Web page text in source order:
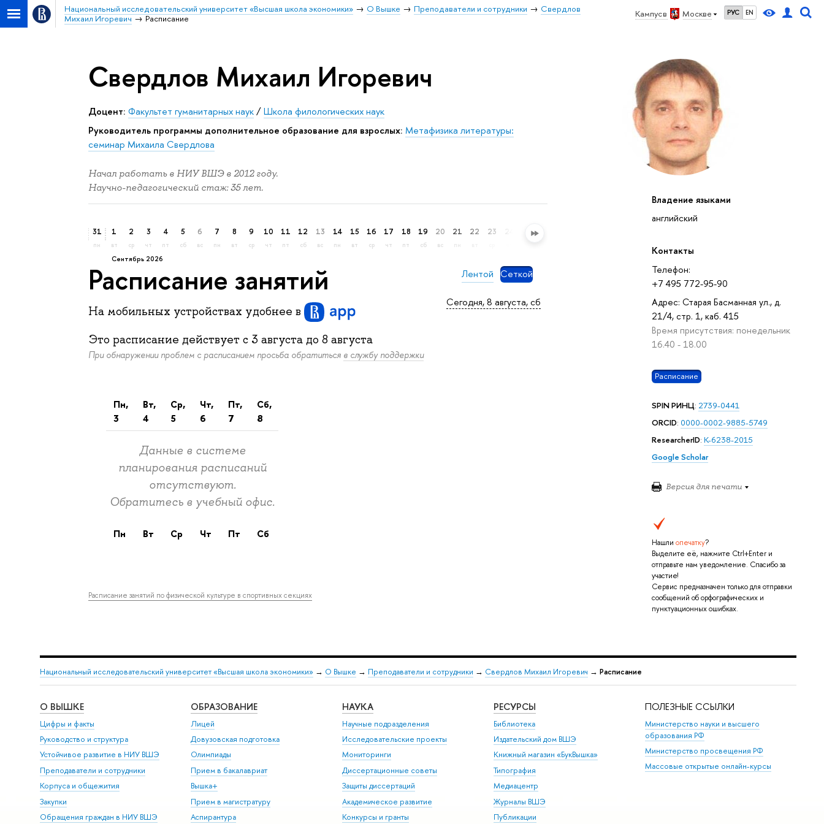
Кампус в Москве РУС EN
Национальный исследовательский университет «Высшая школа экономики» О Вышке Преподаватели и сотрудники
Свердлов
Михаил Игоревич
Расписание
Владение языками
английский
Контакты
Телефон:
+7 495 772-95-90
Адрес: Старая Басманная ул., д.
21/4, стр. 1, каб. 415
Время присутствия: понедельник
16.40 - 18.00
Расписание
SPIN РИНЦ: 2739-0441
ORCID: 0000-0002-9885-5749
ResearcherID: K-6238-2015
Google Scholar
Версия для печати
Нашли опечатку?
Выделите её, нажмите Ctrl+Enter и
отправьте нам уведомление. Спасибо за
участие!
Сервис предназначен только для отправки
сообщений об орфографических и
пунктуационных ошибках.
Свердлов Михаил Игоревич
Доцент: Факультет гуманитарных наук/Школа филологических наук
Руководитель программы дополнительное образование для взрослых: Метафизика литературы:
семинар Михаила Свердлова
Начал работать в НИУ ВШЭ в 2012 году.
Научно-педагогический стаж: 35 лет.
31
пн
сентябрь 2026
1
вт
2
ср
3
чт
4
пт
5
сб
6
вс
7
пн
8
вт
9
ср
10
чт
11
пт
12
сб
13
вс
14
пн
15
вт
16
ср
17
чт
18
пт
19
сб
20
вс
21
пн
22 23 26
Лентой Сеткой
Сегодня, 8 августа, сб
Расписание занятий
На мобильных устройствах удобнеев
Это расписание действует c 3 августа до8 августа
При обнаружении проблем с расписанием просьба обратиться в службу поддержки
пн,
3
вт,
4
ср,
5
чт,
6
пт,
7
сб,
8
Данные в системе
планирования расписаний
отсутствуют.
Обратитесь в учебный офис.
пн вт ср чт пт сб
Расписание занятий по физической культуре в спортивных секциях
Национальный исследовательский университет «Высшая школа экономики» → О Вышке → Преподаватели и сотрудники → Свердлов Михаил Игоревич → Расписание
О ВЫШКЕ
Цифры и факты
Руководство и структура
Устойчивое развитие в НИУ ВШЭ
Преподаватели и сотрудники
Корпуса и общежития
Закупки
Обращения граждан в НИУ ВШЭ
ОБРАЗОВАНИЕ
Лицей
Довузовская подготовка
Олимпиады
Прием в бакалавриат
Вышка+
Прием в магистратуру
Аспирантура
НАУКА
Научные подразделения
Исследовательские проекты
Мониторинги
Диссертационные советы
Защиты диссертаций
Академическое развитие
Конкурсы и гранты
РЕСУРСЫ
Библиотека
Издательский дом ВШЭ
Книжный магазин «БукВышка»
Типография
Медиацентр
Журналы ВШЭ
Публикации
ПОЛЕЗНЫЕ ССЫЛКИ
Министерство науки и высшего
образования РФ
Министерство просвещения РФ
Массовые открытые онлайн-курсы